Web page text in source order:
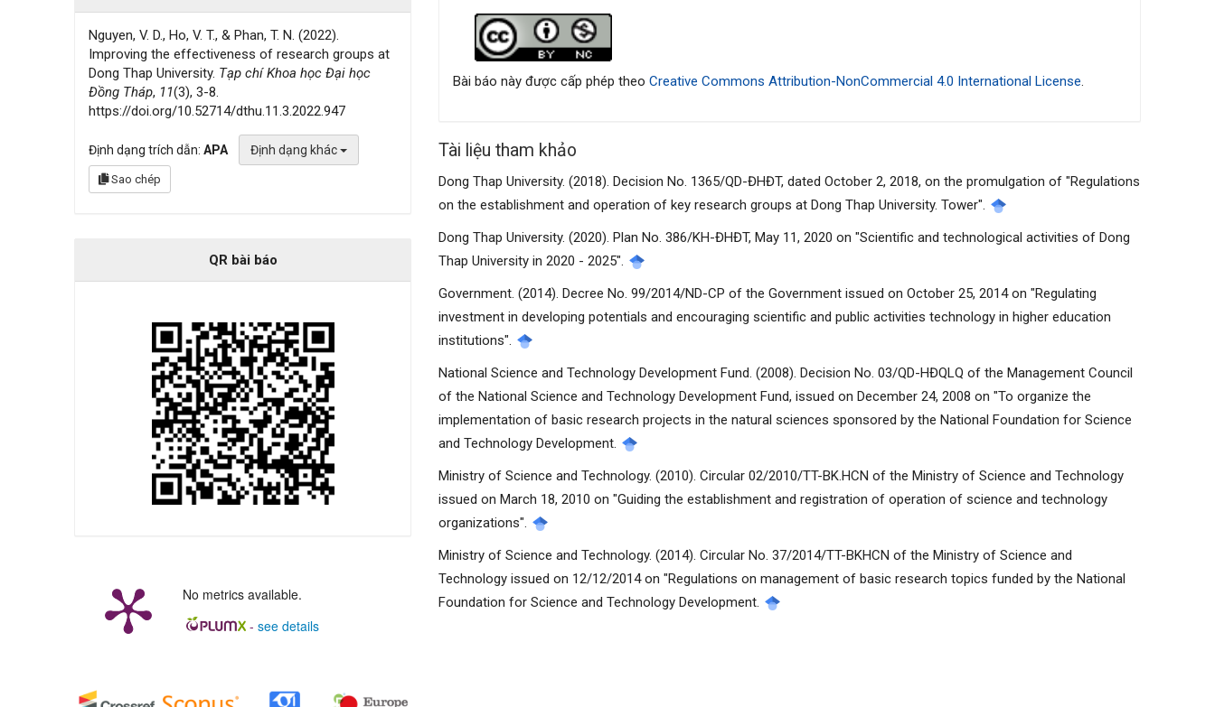
Nguyen, V. D., Ho, V. T., & Phan, T. N. (2022).
Improving the effectiveness of research groups at
Dong Thap University. Tạp chí Khoa học Đại học
Đồng Tháp, 11(3), 3-8.
https://doi.org/10.52714/dthu.11.3.2022.947
Định dạng trích dẫn:APA Định dạng khác
Sao chép
QR bài báo
No metrics available.
- see details
bài
Bài báo này được cấp phép theoCreative Commons Attribution-NonCommercial 4.0 International License.
Tài liệu tham khảo
Dong Thap University. (2018). Decision No. 1365/QD-ĐHĐT, dated October 2, 2018, on the promulgation of "Regulations
on the establishment and operation of key research groups at Dong Thap University. Tower".
Dong Thap University. (2020). Plan No. 386/KH-ĐHĐT, May 11, 2020 on "Scientific and technological activities of Dong
Thap University in 2020 - 2025".
Government. (2014). Decree No. 99/2014/ND-CP of the Government issued on October 25, 2014 on "Regulating
investment in developing potentials and encouraging scientific and public activities technology in higher education
institutions".
National Science and Technology Development Fund. (2008). Decision No. 03/QD-HĐQLQ of the Management Council
of the National Science and Technology Development Fund, issued on December 24, 2008 on "To organize the
implementation of basic research projects in the natural sciences sponsored by the National Foundation for Science
and Technology Development.
Ministry of Science and Technology. (2010). Circular 02/2010/TT-BK.HCN of the Ministry of Science and Technology
issued on March 18, 2010 on "Guiding the establishment and registration of operation of science and technology
organizations".
Ministry of Science and Technology. (2014). Circular No. 37/2014/TT-BKHCN of the Ministry of Science and
Technology issued on 12/12/2014 on "Regulations on management of basic research topics funded by the National
Foundation for Science and Technology Development.